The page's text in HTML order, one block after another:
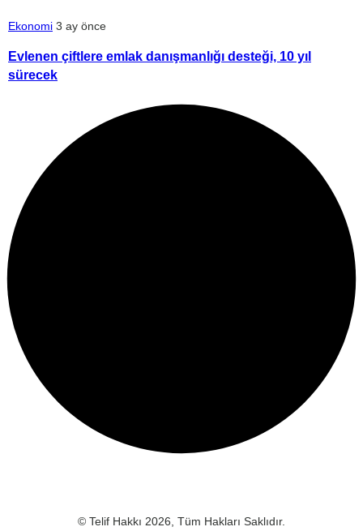
Ekonomi 3 ay önce
Evlenen çiftlere emlak danışmanlığı desteği, 10 yıl
sürecek
© Telif Hakkı 2026, Tüm Hakları Saklıdır.